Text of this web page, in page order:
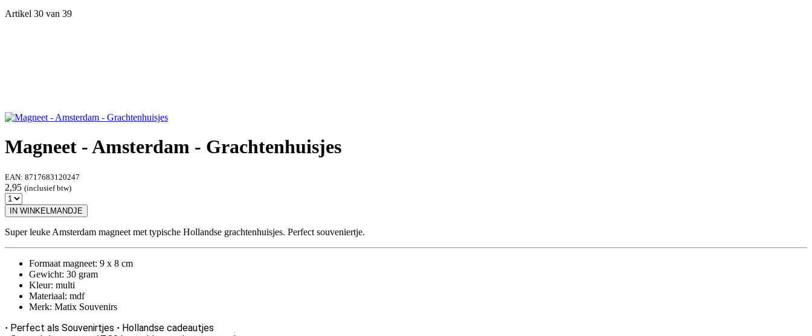
Artikel 30 van 39
Magneet - Amsterdam - Grachtenhuisjes
EAN: 8717683120247
2,95 (inclusief btw)
IN WINKELMANDJE
Super leuke Amsterdam magneet met typische Hollandse grachtenhuisjes. Perfect souveniertje.
Formaat magneet: 9 x 8 cm
Gewicht: 30 gram
Kleur: multi
Materiaal: mdf
Merk: Matix Souvenirs
· Perfect als Souvenirtjes · Hollandse cadeautjes